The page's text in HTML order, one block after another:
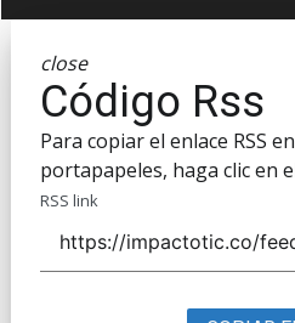
close
Código Rss
Para copiar el enlace RSS
portapapeles, haga clic en
RSS link